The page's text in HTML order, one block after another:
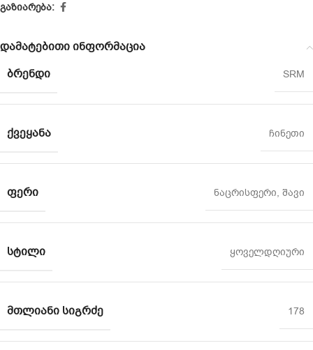
გაზიარება:
დამატებითი ინფორმაცია
ᲑᲠᲔᲜᲓᲘ
SRM
ᲥᲕᲔᲧᲐᲜᲐ ჩინეთი
ᲤᲔᲠᲘ ნაცრისფერი, შავი
ᲡᲢᲘᲚᲘ ყოველდღიური
ᲛᲗᲚᲘᲐᲜᲘ ᲡᲘᲒᲠᲫᲔ 178